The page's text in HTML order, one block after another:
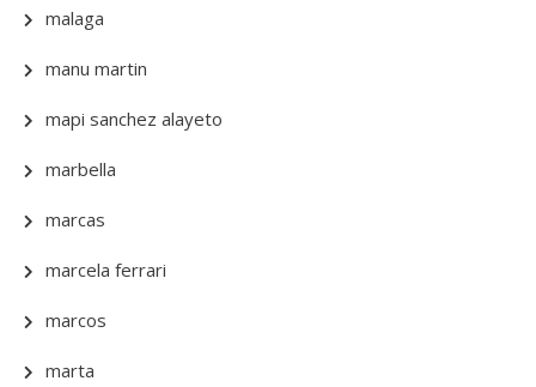
malaga
manu martin
mapi sanchez alayeto
marbella
marcas
marcela ferrari
marcos
marta